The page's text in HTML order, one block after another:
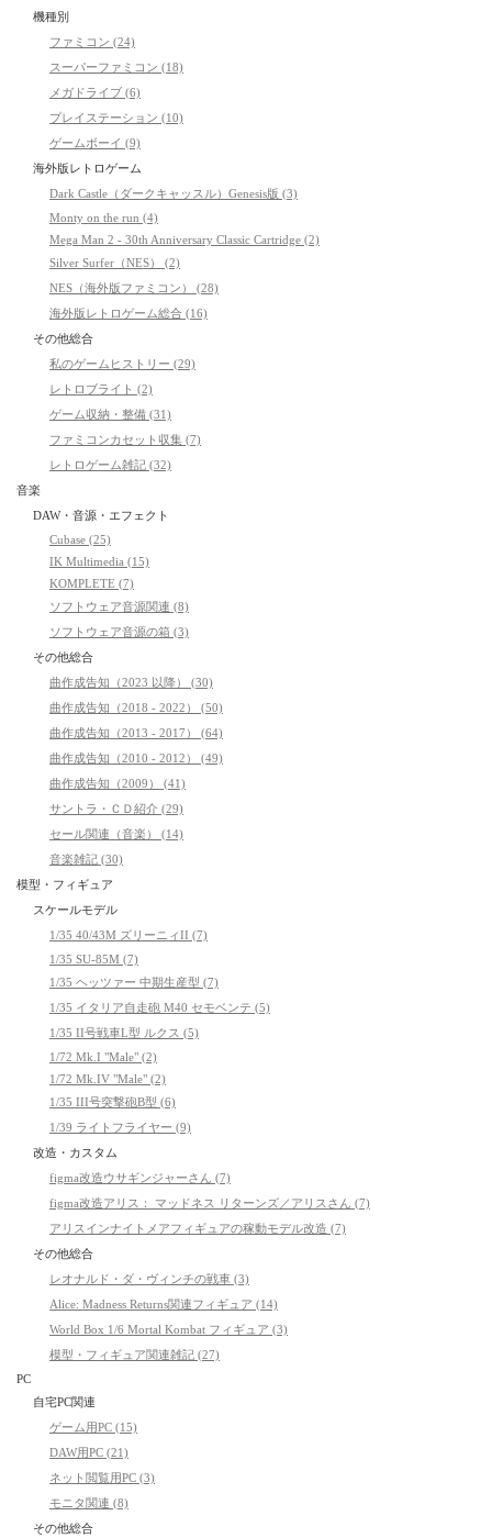
機種別
ファミコン (24)
スーパーファミコン (18)
メガドライブ (6)
プレイステーション (10)
ゲームボーイ (9)
海外版レトロゲーム
Dark Castle（ダークキャッスル）Genesis版 (3)
Monty on the run (4)
Mega Man 2 - 30th Anniversary Classic Cartridge (2)
Silver Surfer（NES） (2)
NES（海外版ファミコン） (28)
海外版レトロゲーム総合 (16)
その他総合
私のゲームヒストリー (29)
レトロブライト (2)
ゲーム収納・整備 (31)
ファミコンカセット収集 (7)
レトロゲーム雑記 (32)
音楽
DAW・音源・エフェクト
Cubase (25)
IK Multimedia (15)
KOMPLETE (7)
ソフトウェア音源関連 (8)
ソフトウェア音源の箱 (3)
その他総合
曲作成告知（2023 以降） (30)
曲作成告知（2018 - 2022） (50)
曲作成告知（2013 - 2017） (64)
曲作成告知（2010 - 2012） (49)
曲作成告知（2009） (41)
サントラ・ＣＤ紹介 (29)
セール関連（音楽） (14)
音楽雑記 (30)
模型・フィギュア
スケールモデル
1/35 40/43M ズリーニィII (7)
1/35 SU-85M (7)
1/35 ヘッツァー 中期生産型 (7)
1/35 イタリア自走砲 M40 セモベンテ (5)
1/35 II号戦車L型 ルクス (5)
1/72 Mk.I "Male" (2)
1/72 Mk.IV "Male" (2)
1/35 III号突撃砲B型 (6)
1/39 ライトフライヤー (9)
改造・カスタム
figma改造ウサギンジャーさん (7)
figma改造アリス： マッドネス リターンズ／アリスさん (7)
アリスインナイトメアフィギュアの稼動モデル改造 (7)
その他総合
レオナルド・ダ・ヴィンチの戦車 (3)
Alice: Madness Returns関連フィギュア (14)
World Box 1/6 Mortal Kombat フィギュア (3)
模型・フィギュア関連雑記 (27)
PC
自宅PC関連
ゲーム用PC (15)
DAW用PC (21)
ネット閲覧用PC (3)
モニタ関連 (8)
その他総合